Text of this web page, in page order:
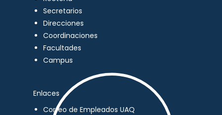
Secretarios
Direcciones
Coordinaciones
Facultades
Campus
Enlaces
Correo de Empleados UAQ